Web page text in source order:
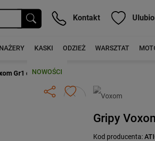
Kontakt
KASKI ODZIEŻ WARSZTAT
NOWOŚCI
Gr1 czarne
Następny
Gripy
Kod producenta: